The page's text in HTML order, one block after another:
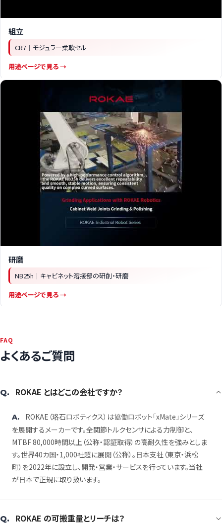
組立
CR7｜モジュラー柔軟セル
用途ページで見る →
研磨
NB25h｜キャビネット溶接部の研削・研磨
用途ページで見る →
FAQ
よくあるご質問
Q. ROKAE とはどこの会社ですか？
A.
ROKAE（珞石ロボティクス）は協働ロボット「xMate」シリーズ
を展開するメーカーです。全関節トルクセンサによる力制御と、
MTBF 80,000時間以上（公称・認証取得）の高耐久性を強みとしま
す。世界40カ国・1,000社超に展開（公称）。日本支社（東京・浜松
町）を2022年に設立し、開発・営業・サービスを行っています。当社
が日本で正規に取り扱います。
Q. ROKAE の可搬重量とリーチは？